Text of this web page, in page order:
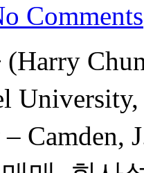
Comments
–